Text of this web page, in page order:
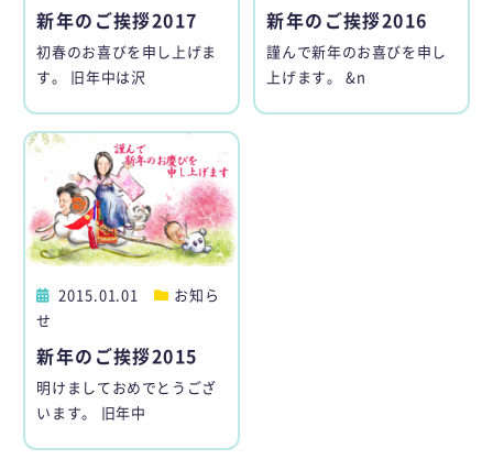
新年のご挨拶2017
初春のお喜びを申し上げま
す。 旧年中は沢
新年のご挨拶2016
謹んで新年のお喜びを申し
上げます。 &n
2015.01.01
お知ら
せ
新年のご挨拶2015
明けましておめでとうござ
います。 旧年中